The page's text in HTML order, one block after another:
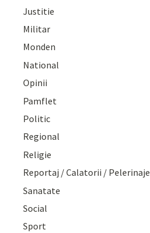
Justitie
Militar
Monden
National
Opinii
Pamflet
Politic
Regional
Religie
Reportaj / Calatorii / Pelerinaje
Sanatate
Social
Sport